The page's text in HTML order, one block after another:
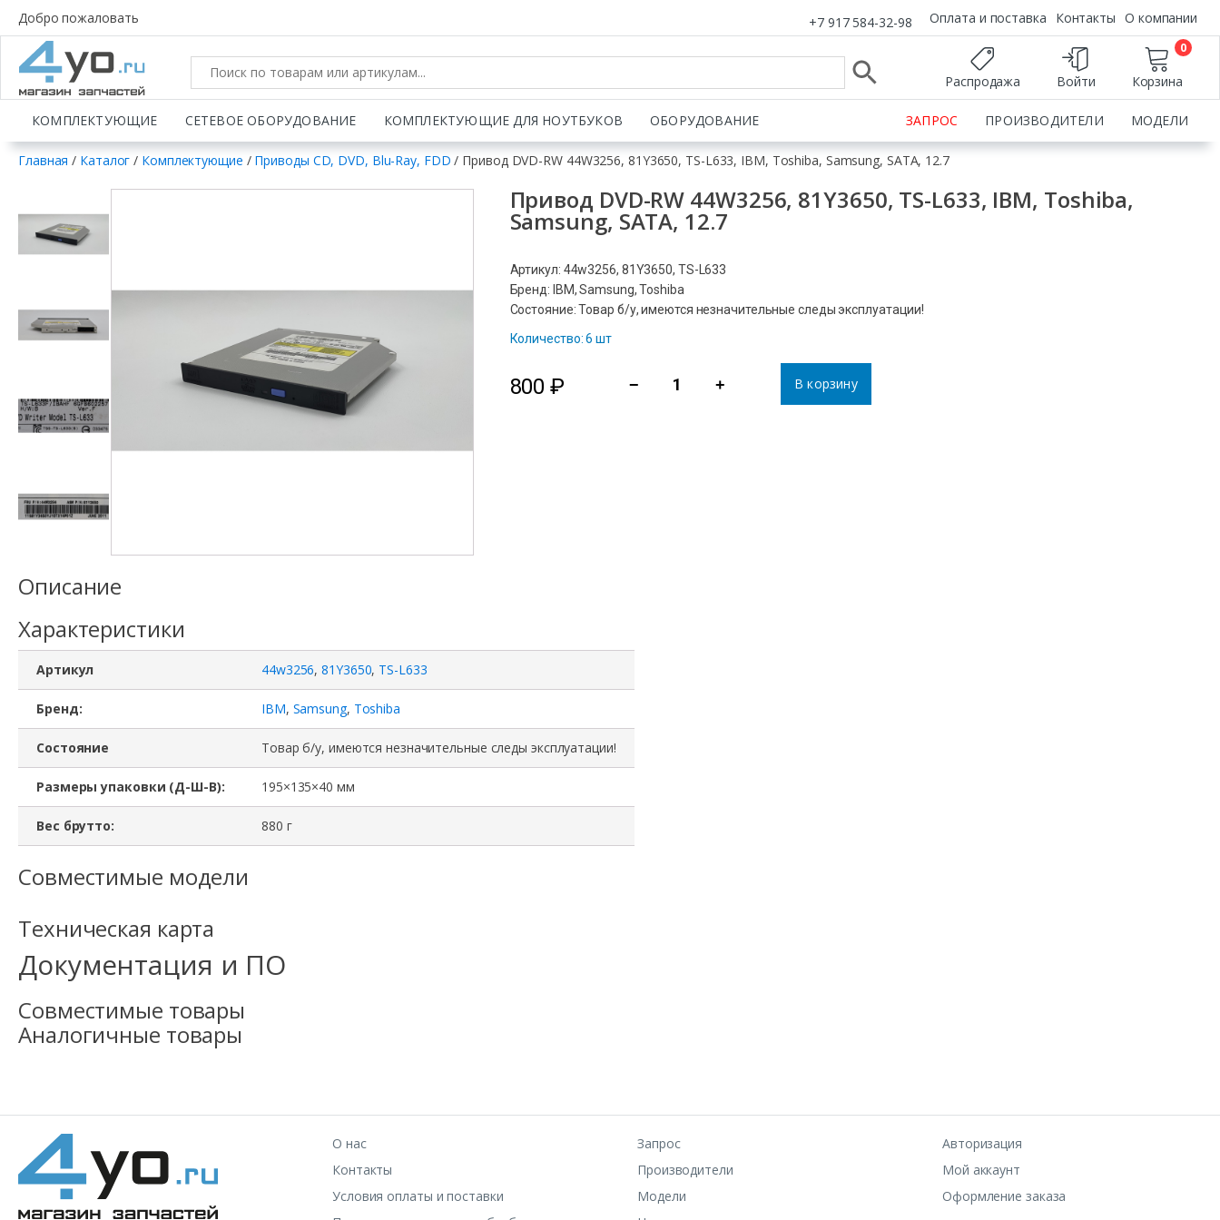
Добро пожаловать +7 917 584-32-98 Оплата и поставка Контакты О компании
Распродажа Войти Корзина
0
КОМПЛЕКТУЮЩИЕ СЕТЕВОЕ ОБОРУДОВАНИЕ КОМПЛЕКТУЮЩИЕ ДЛЯ НОУТБУКОВ ОБОРУДОВАНИЕ ЗАПРОС ПРОИЗВОДИТЕЛИ МОДЕЛИ
Главная / Каталог / Комплектующие / Приводы CD, DVD, Blu-Ray, FDD / Привод DVD-RW 44W3256, 81Y3650, TS-L633, IBM, Toshiba, Samsung, SATA, 12.7
Привод DVD-RW 44W3256, 81Y3650, TS-L633, IBM, Toshiba,
Samsung, SATA, 12.7
Артикул: 44w3256, 81Y3650, TS-L633
Бренд: IBM, Samsung, Toshiba
Состояние: Товар б/у, имеются незначительные следы эксплуатации!
Количество: 6 шт
800₽ −
Количество+ В корзину
Описание
Характеристики
Артикул 44w3256,81Y3650, TS-L633
Бренд: IBM, Samsung, Toshiba
Состояние Товар б/у, имеются незначительные следы эксплуатации!
Размеры упаковки (Д-Ш-В): 195×135×40 мм
Вес брутто: 880 г
Совместимые модели
Техническая карта
Документация и ПО
Совместимые товары
Аналогичные товары
О нас
Контакты
Условия оплаты и поставки
Запрос
Производители
Модели
Авторизация
Мой аккаунт
Оформление заказа